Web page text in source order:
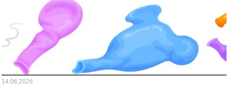
14.06.2026